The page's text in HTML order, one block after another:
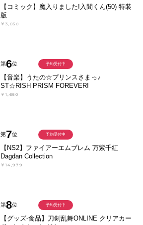
【コミック】魔入りました!入間くん(50) 特装
版
￥3,850
第6位
【音楽】うたの☆プリンスさまっ♪
ST☆RISH PRISM FOREVER!
￥1,650
予約受付中
第7位
【NS2】ファイアーエムブレム 万紫千紅
Dagdan Collection
￥14,979
予約受付中
第8位
【グッズ-食品】刀剣乱舞ONLINE クリアカー
予約受付中